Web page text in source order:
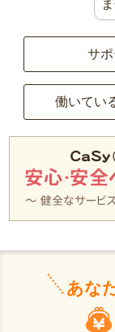
サ
働いてい
あな